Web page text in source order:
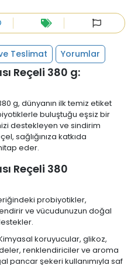
Teslimat Yorumlar
Reçeli 380 g:
g, dünyanın ilk temiz etiket
buluştuğu eşsiz bir
destekleyen ve sindirim
sağlığınıza katkıda
eder.
Reçeli 380
probiyotikler,
ve vücudunuzun doğal
koruyucular, glikoz,
renklendiriciler ve aroma
pancar şekeri kullanımıyla saf